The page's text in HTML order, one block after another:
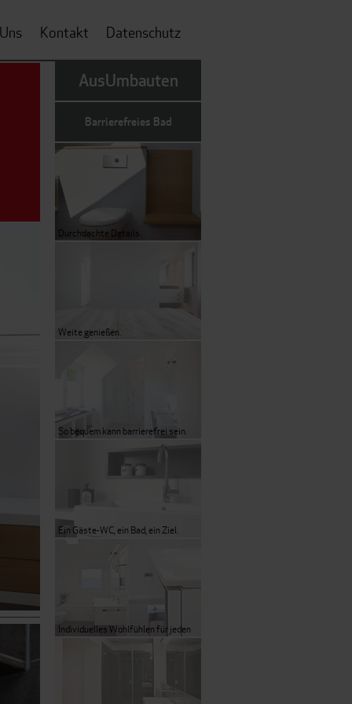
Kontakt Datenschutz
AusUmbauten
Barrierefreies Bad
Durchdachte Details.
Weite genießen.
So bequem kann barrierefrei sein.
Ein Gäste-WC, ein Bad, ein Ziel.
Individuelles Wohlfühlen für jeden